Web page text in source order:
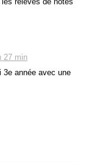
27 min
année avec une